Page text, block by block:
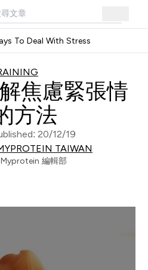
To Deal With Stress
焦慮緊張情
方法
20/12/19
TAIWAN
Myprotein 編輯部